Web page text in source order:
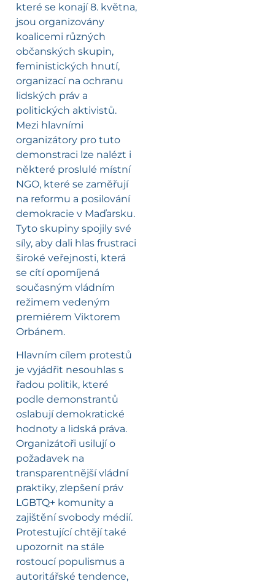
které se konají 8. května,
jsou organizovány
koalicemi různých
občanských skupin,
feministických hnutí,
organizací na ochranu
lidských práv a
politických aktivistů.
Mezi hlavními
organizátory pro tuto
demonstraci lze nalézt i
některé proslulé místní
NGO, které se zaměřují
na reformu a posilování
demokracie v Maďarsku.
Tyto skupiny spojily své
síly, aby dali hlas frustraci
široké veřejnosti, která
se cítí opomíjená
současným vládním
režimem vedeným
premiérem Viktorem
Orbánem.
Hlavním cílem protestů
je vyjádřit nesouhlas s
řadou politik, které
podle demonstrantů
oslabují demokratické
hodnoty a lidská práva.
Organizátoři usilují o
požadavek na
transparentnější vládní
praktiky, zlepšení práv
LGBTQ+ komunity a
zajištění svobody médií.
Protestující chtějí také
upozornit na stále
rostoucí populismus a
autoritářské tendence,